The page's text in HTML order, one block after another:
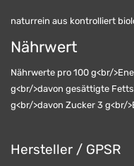
naturrein aus kontrolliert
Nährwert
Nährwerte pro 100 g<br/
g<br/>davon gesättigte
g<br/>davon Zucker 3 g<br/
Hersteller / GPSR